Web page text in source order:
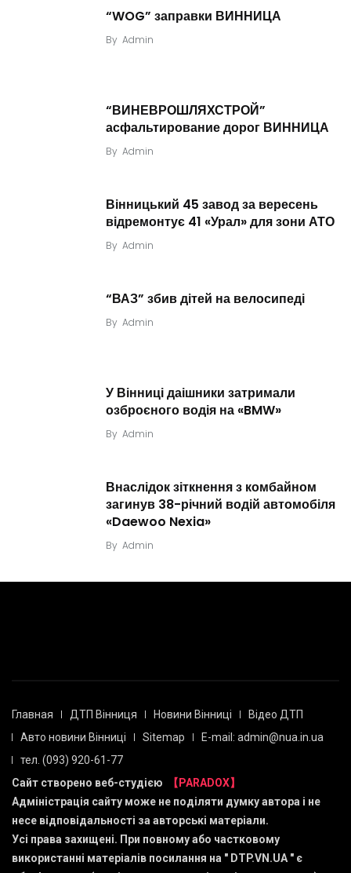
“WOG” заправки ВИННИЦА
By Admin
“ВИНЕВРОШЛЯХСТРОЙ”
асфальтирование дорог ВИННИЦА
By Admin
Вінницький 45 завод за вересень
відремонтує 41 «Урал» для зони АТО
By Admin
“ВАЗ” збив дітей на велосипеді
By Admin
У Вінниці даішники затримали
озброєного водія на «BMW»
By Admin
Внаслідок зіткнення з комбайном
загинув 38-річний водій автомобіля
«Daewoo Nexia»
By Admin
Главная ДТП Вінниця Новини Вінниці
Відео ДТП
Авто новини Вінниці
Sitemap
E-mail: admin@nua.in.ua
тел. (093) 920-61-77
Сайт створено веб-студією
【PARADOX】
Адміністрація сайту може не поділяти думку автора і не
несе відповідальності за авторські матеріали.
Усі права захищені. При повному або частковому
використанні матеріалів посилання на " DTP.VN.UA " є